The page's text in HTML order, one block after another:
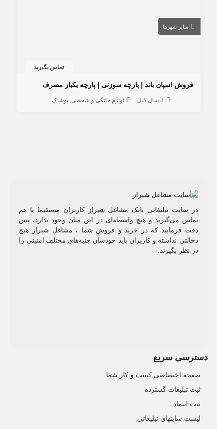
سایر شهرها
تماس بگیرید
فروش اسپان باند | پارچه سوزنی | پارچه یکبار مصرف
3 سال قبل لوازم خانگی و شخصی پوشاک
در سایت تبلیغاتی بانک مشاغل شیراز کاربران مستقیما با هم
تماس می‌گیرند و هیچ واسطه‌ای در این میان وجود ندارد، پس
دقت فرمایید که در خرید و فروشِ شما ، مشاغل شیراز هیچ
دخالتی نداشته و کاربران باید خودشان جنبه‌های مختلف امنیتی را
در نظر بگیرند.
دسترسی سریع
صفحه اختصاصی کسب و کار شما
ثبت تبلیغات گسترده
ثبت اینماد
لیست سایتهای تبلیغاتی